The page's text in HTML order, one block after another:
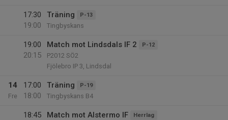
17:30
19:00
Träning P-13
Tingbyskans
19:00
20:15
Match mot Lindsdals IF 2 P-12
P2012 SÖ2
Fjölebro IP 3, Lindsdal
14
Fre
17:00
18:00
Träning P-19
Tingbyskans B4
18:45
Match mot Alstermo IF Herrlag